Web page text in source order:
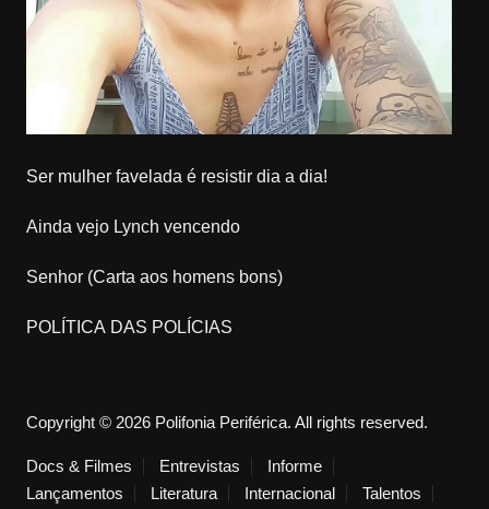
Ser mulher favelada é resistir dia a dia!
Ainda vejo Lynch vencendo
Senhor (Carta aos homens bons)
POLÍTICA DAS POLÍCIAS
Copyright © 2026 Polifonia Periférica. All rights reserved.
Docs & Filmes Entrevistas
Informe
Lançamentos
Literatura Internacional Talentos